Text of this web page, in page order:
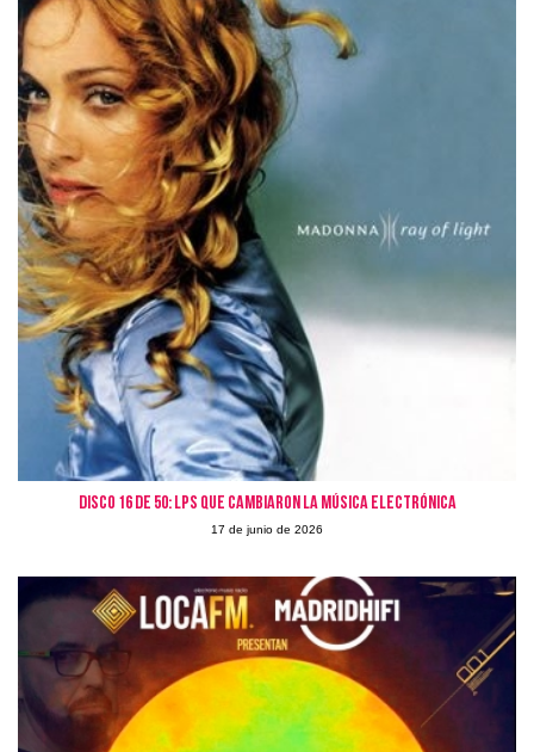
Disco 16 de 50: LPs que cambiaron la Música Electrónica
17 de junio de 2026